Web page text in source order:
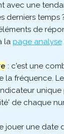
avec une
derniers temps
de
la page analyse
: c'est une
la fréquence.
de chaque
jouer une date